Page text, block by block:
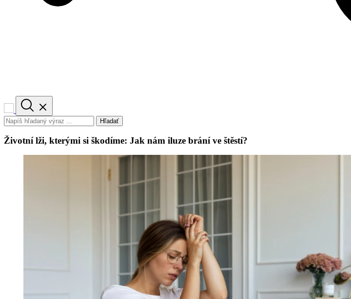
Hľadať
Životní lži, kterými si škodíme: Jak nám iluze brání ve štěstí?